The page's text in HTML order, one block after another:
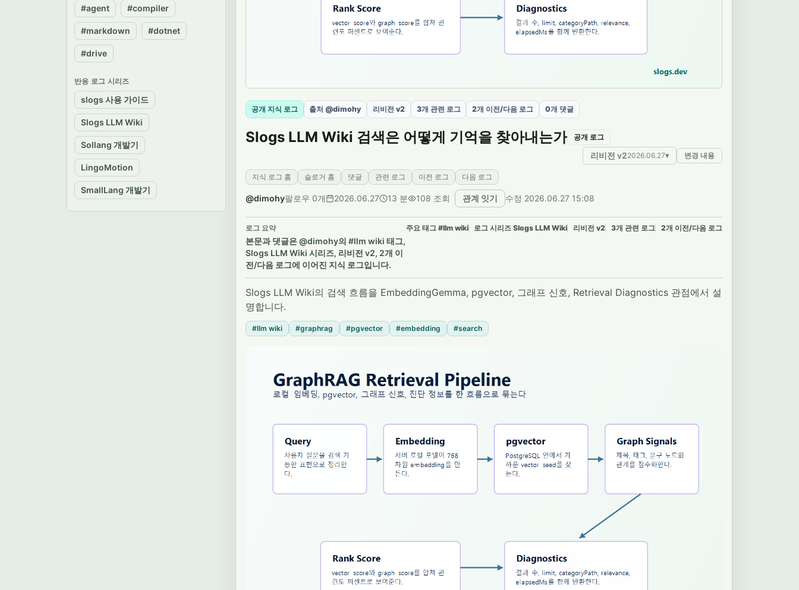
#agent #compiler
#markdown #dotnet
#drive
반응 로그 시리즈
slogs 사용 가이드
Slogs LLM Wiki
Sollang 개발기
LingoMotion
SmallLang 개발기
공개 지식 로그 출처 @dimohy 리비전 v2 3개 관련 로그 2개 이전/다음 로그 0개 댓글
Slogs LLM Wiki 검색은 어떻게 기억을 찾아내는가 공개 로그
리비전 v22026.06.27▾ 변경 내용
지식 로그 홈 슬로거 홈 댓글 관련 로그 이전 로그 다음 로그
@dimohy팔로우 0개 2026.06.27 13 분 108 조회 관계 잇기 수정 2026.06.27 15:08
로그 요약
본문과 댓글은 @dimohy의 #llm wiki 태그,
Slogs LLM Wiki 시리즈, 리비전 v2, 2개 이
전/다음 로그에 이어진 지식 로그입니다.
주요 태그 #llm wiki 로그 시리즈 Slogs LLM Wiki 리비전 v2 3개 관련 로그 2개 이전/다음 로그
Slogs LLM Wiki의 검색 흐름을 EmbeddingGemma, pgvector, 그래프 신호, Retrieval Diagnostics 관점에서 설
명합니다.
#llm wiki #graphrag #pgvector #embedding #search